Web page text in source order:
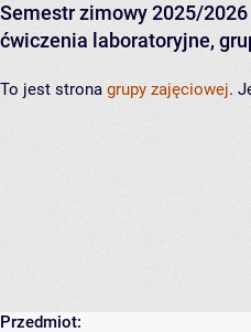
Semestr zimowy 2025/2026
ćwiczenia laboratoryjne,
To jest strona grupy zajęciowej.
Przedmiot: